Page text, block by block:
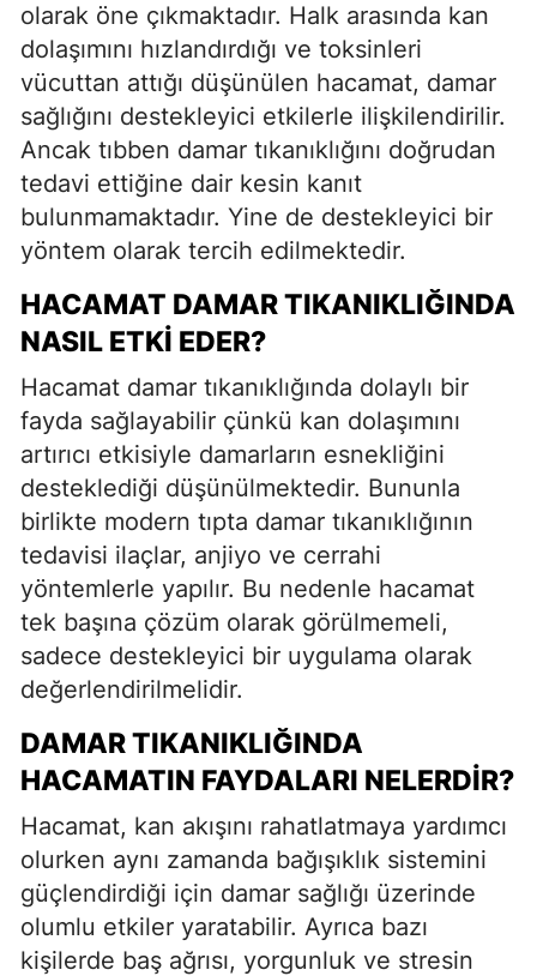
olarak öne çıkmaktadır. Halk arasında kan
dolaşımını hızlandırdığı ve toksinleri
vücuttan attığı düşünülen hacamat, damar
sağlığını destekleyici etkilerle ilişkilendirilir.
Ancak tıbben damar tıkanıklığını doğrudan
tedavi ettiğine dair kesin kanıt
bulunmamaktadır. Yine de destekleyici bir
yöntem olarak tercih edilmektedir.
HACAMAT DAMAR TIKANIKLIĞINDA
NASIL ETKI EDER?
Hacamat damar tıkanıklığında dolaylı bir
fayda sağlayabilir çünkü kan dolaşımını
artırıcı etkisiyle damarların esnekliğini
desteklediği düşünülmektedir. Bununla
birlikte modern tıpta damar tıkanıklığının
tedavisi ilaçlar, anjiyo ve cerrahi
yöntemlerle yapılır. Bu nedenle hacamat
tek başına çözüm olarak görülmemeli,
sadece destekleyici bir uygulama olarak
değerlendirilmelidir.
DAMAR TIKANIKLIĞINDA
HACAMATIN FAYDALARI NELERDIR?
Hacamat, kan akışını rahatlatmaya yardımcı
olurken aynı zamanda bağışıklık sistemini
güçlendirdiği için damar sağlığı üzerinde
olumlu etkiler yaratabilir. Ayrıca bazı
kişilerde baş ağrısı, yorgunluk ve stresin